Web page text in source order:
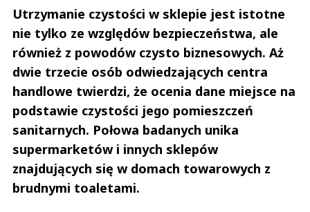
Utrzymanie czystości w sklepie jest istotne
nie tylko ze względów bezpieczeństwa, ale
również z powodów czysto biznesowych. Aż
dwie trzecie osób odwiedzających centra
handlowe twierdzi, że ocenia dane miejsce na
podstawie czystości jego pomieszczeń
sanitarnych. Połowa badanych unika
supermarketów i innych sklepów
znajdujących się w domach towarowych z
brudnymi toaletami.